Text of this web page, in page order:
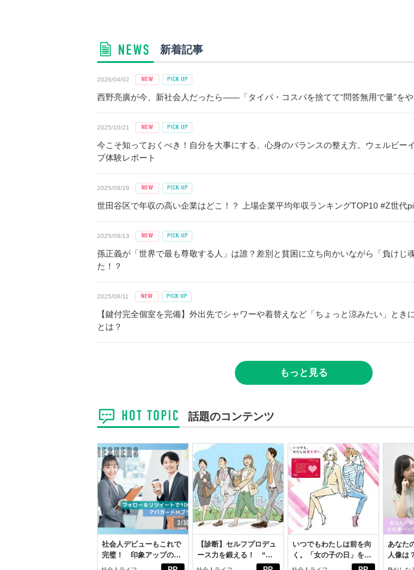
新着記事
2026/04/02
西野亮廣が今、新社会人だったら――「タイパ・コスパを捨てて“問答無用で量”をや
2025/10/21
今こそ知っておくべき！自分を大事にする、心身のバランスの整え方。ウェルビー
プ体験レポート
2025/09/29
世田谷区で年収の高い企業はどこ！？ 上場企業平均年収ランキングTOP10 #Z世代
2025/09/13
孫正義が「世界で最も尊敬する人」は誰？差別と貧困に立ち向かいながら「負けじ
た！？
2025/08/11
【鍵付完全個室を完備】外出先でシャワーや着替えなど「ちょっと涼みたい」とき
とは？
もっと見る
話題のコンテンツ
社会人デビューもこれで
完璧！ 印象アップのセ
ルフプロデュース術
【診断】セルフプロデュ
ース力を鍛える！ “ジ
ブン観”診断
いつでもわたしは前を向
く。「女の子の日」を前
向きに♪社会人エリ・大
あなた
人像は
びから